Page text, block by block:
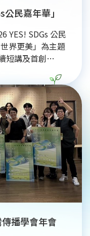
民嘉年華」
YES! SDGs 公民
界更美」為主題
短講及首創
萍強調，永續並非
結合多家公益組織
在互動中落實綠色
播學會年會